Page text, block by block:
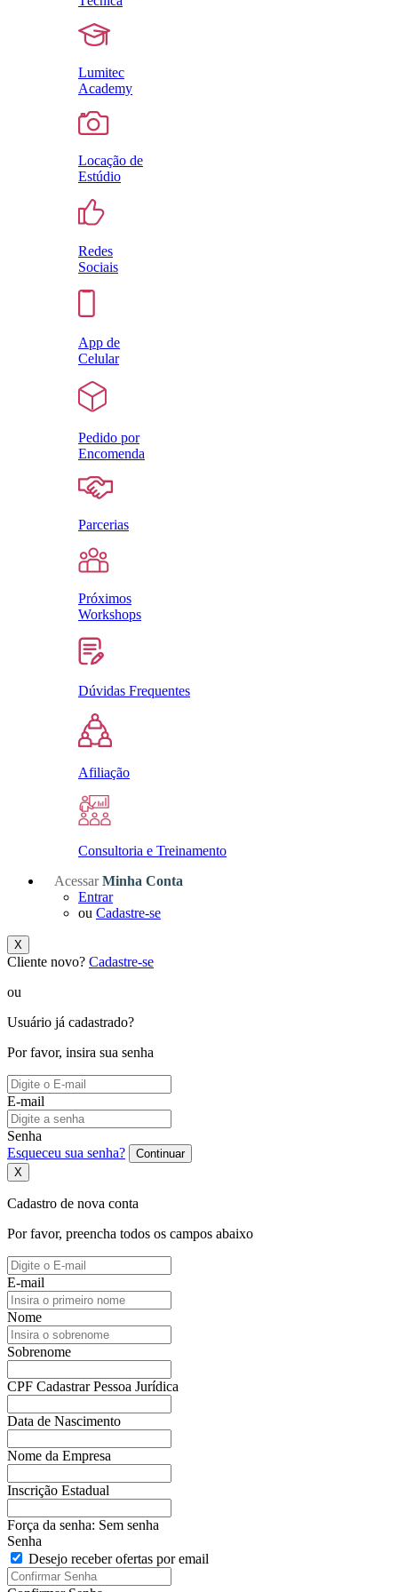
Lumitec
Academy
Locação de
Estúdio
Redes
Sociais
App de
Celular
Pedido por
Encomenda
Parcerias
Próximos
Workshops
Dúvidas Frequentes
Afiliação
Consultoria e Treinamento
Acessar Minha Conta
Entrar
ou Cadastre-se
X
Cliente novo? Cadastre-se
ou
Usuário já cadastrado?
Por favor, insira sua senha
E-mail
Senha
Esqueceu sua senha?
Continuar
X
Cadastro de nova conta
Por favor, preencha todos os campos abaixo
E-mail
Nome
Sobrenome
CPF Cadastrar Pessoa Jurídica
Data de Nascimento
Nome da Empresa
Inscrição Estadual
Força da senha: Sem senha
Senha
Desejo receber ofertas por email